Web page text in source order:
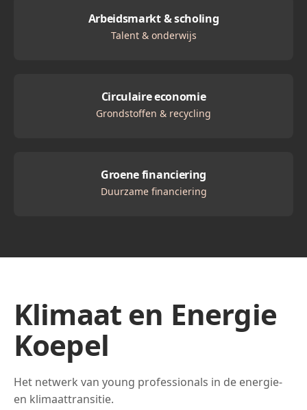
Arbeidsmarkt & scholing
Talent & onderwijs
Circulaire economie
Grondstoffen & recycling
Groene financiering
Duurzame financiering
Klimaat en Energie
Koepel
Het netwerk van young professionals in de energie-
en klimaattransitie.